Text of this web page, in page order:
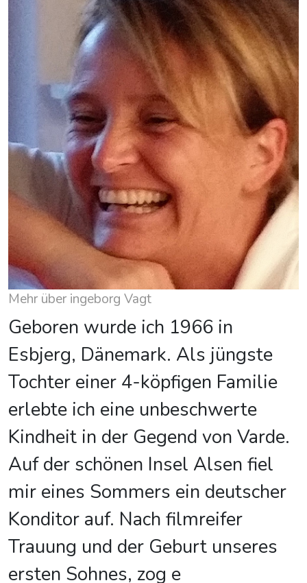
Mehr über ingeborg Vagt
Geboren wurde ich 1966 in
Esbjerg, Dänemark. Als jüngste
Tochter einer 4-köpfigen Familie
erlebte ich eine unbeschwerte
Kindheit in der Gegend von Varde.
Auf der schönen Insel Alsen fiel
mir eines Sommers ein deutscher
Konditor auf. Nach filmreifer
Trauung und der Geburt unseres
ersten Sohnes, zog e